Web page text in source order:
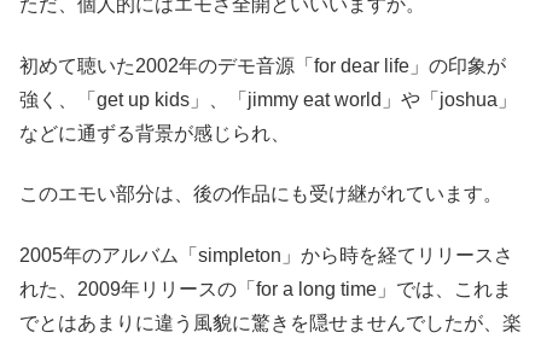
ただ、個人的にはエモさ全開といいいますか。
初めて聴いた2002年のデモ音源「 for dear life 」の印象が
強く、「get up kids」、「jimmy eat world」や「joshua」
などに通ずる背景が感じられ、
このエモい部分は、後の作品にも受け継がれています。
2005年のアルバム「 simpleton 」から時を経てリリースさ
れた、2009年リリースの「 for a long time 」では、これま
でとはあまりに違う風貌に驚きを隠せませんでしたが、楽